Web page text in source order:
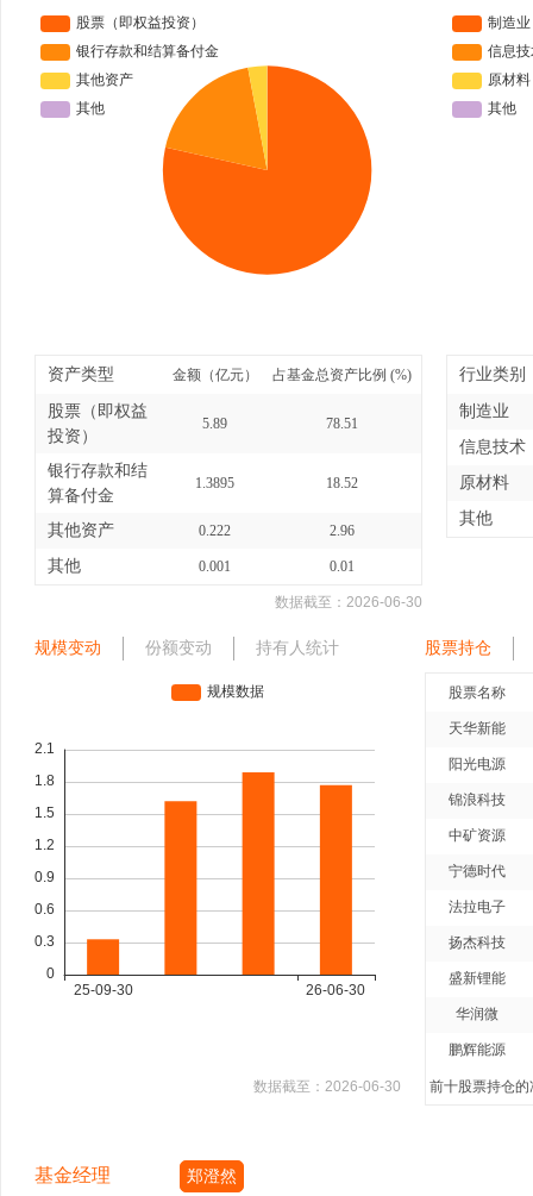
资产类型 金额（亿元） 占基金总资产比例 (%)
股票（即权益
投资）
5.89 78.51
银行存款和结
算备付金
1.3895 18.52
其他资产 0.222 2.96
其他 0.001 0.01
数据截至： 2026-06-30
行业类别
制造业
信息技术
原材料
其他
规模变动 份额变动 持有人统计
数据截至： 2026-06-30
股票持仓
股票名称
天华新能
阳光电源
锦浪科技
中矿资源
宁德时代
法拉电子
扬杰科技
盛新锂能
华润微
鹏辉能源
前十股票持仓的
基金经理 郑澄然